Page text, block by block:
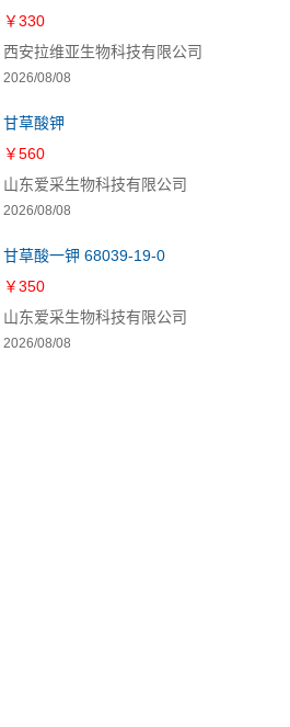
￥330
西安拉维亚生物科技有限公司
2026/08/08
甘草酸钾
￥560
山东爱采生物科技有限公司
2026/08/08
甘草酸一钾 68039-19-0
￥350
山东爱采生物科技有限公司
2026/08/08